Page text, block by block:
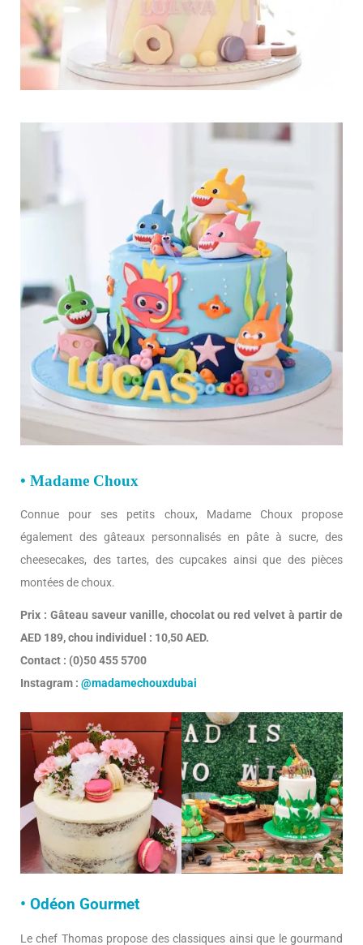
• Madame Choux
Connue pour ses petits choux, Madame Choux propose
également des gâteaux personnalisés en pâte à sucre, des
cheesecakes, des tartes, des cupcakes ainsi que des pièces
montées de choux.
Prix : Gâteau saveur vanille, chocolat ou red velvet à partir de
AED 189, chou individuel : 10,50 AED.
Contact : (0)50 455 5700
Instagram : @madamechouxdubai
• Odéon Gourmet
Le chef Thomas propose des classiques ainsi que le gourmand